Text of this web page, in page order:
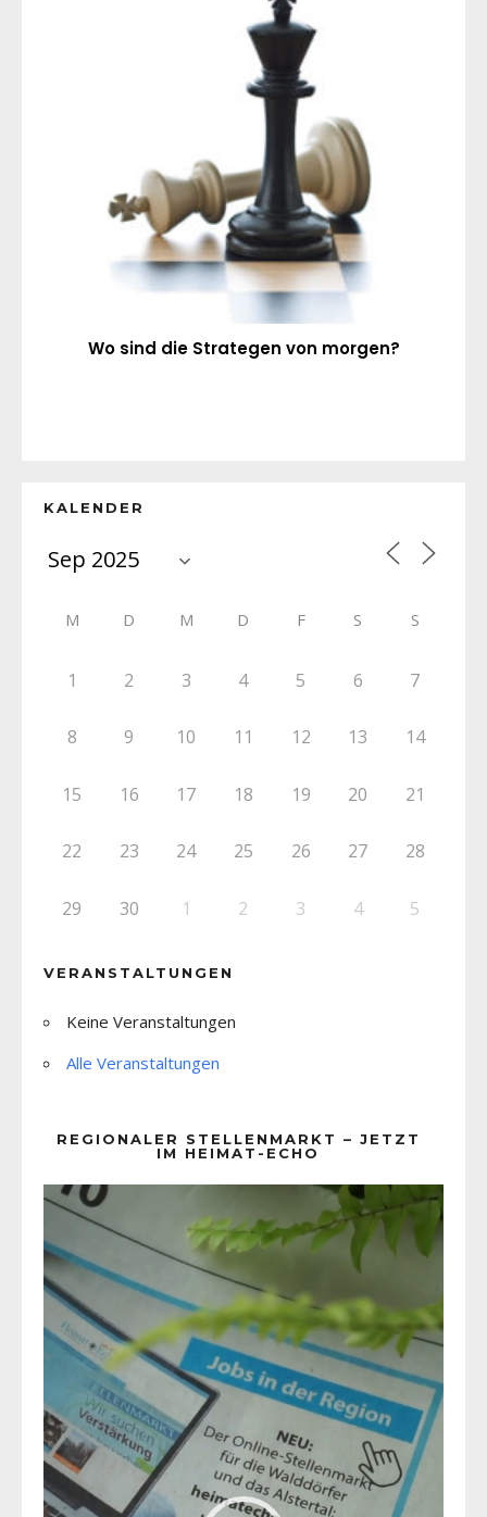
Wo sind die Strategen von morgen?
KALENDER
M D M D F S S
1 2 3 4 5 6 7
8 9 10 11 12 13 14
15 16 17 18 19 20 21
22 23 24 25 26 27 28
29 30 1 2 3 4 5
VERANSTALTUNGEN
Keine Veranstaltungen
Alle Veranstaltungen
REGIONALER STELLENMARKT – JETZT
IM HEIMAT-ECHO
Player